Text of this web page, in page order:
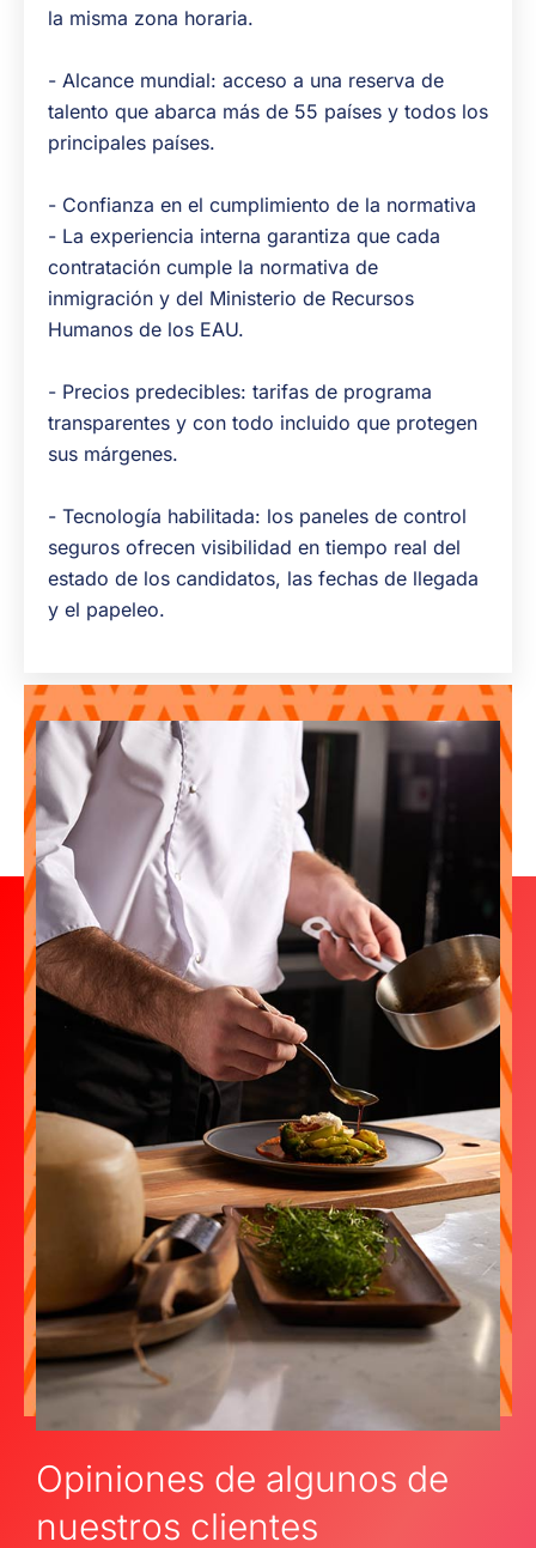
la misma zona horaria.
- Alcance mundial: acceso a una reserva de
talento que abarca más de 55 países y todos los
principales países.
- Confianza en el cumplimiento de la normativa
- La experiencia interna garantiza que cada
contratación cumple la normativa de
inmigración y del Ministerio de Recursos
Humanos de los EAU.
- Precios predecibles: tarifas de programa
transparentes y con todo incluido que protegen
sus márgenes.
- Tecnología habilitada: los paneles de control
seguros ofrecen visibilidad en tiempo real del
estado de los candidatos, las fechas de llegada
y el papeleo.
Opiniones de algunos de
nuestros clientes